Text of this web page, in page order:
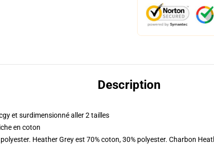
Description
et surdimensionné aller 2 tailles
en coton
Heather Grey est 70% coton, 30% polyester. Charbon